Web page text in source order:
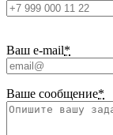
Ваш e-mail*
Ваше сообщение*